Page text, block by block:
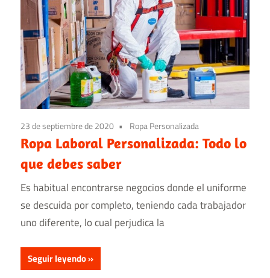
23 de septiembre de 2020 Ropa Personalizada
Ropa Laboral Personalizada: Todo lo
que debes saber
Es habitual encontrarse negocios donde el uniforme
se descuida por completo, teniendo cada trabajador
uno diferente, lo cual perjudica la
Seguir leyendo